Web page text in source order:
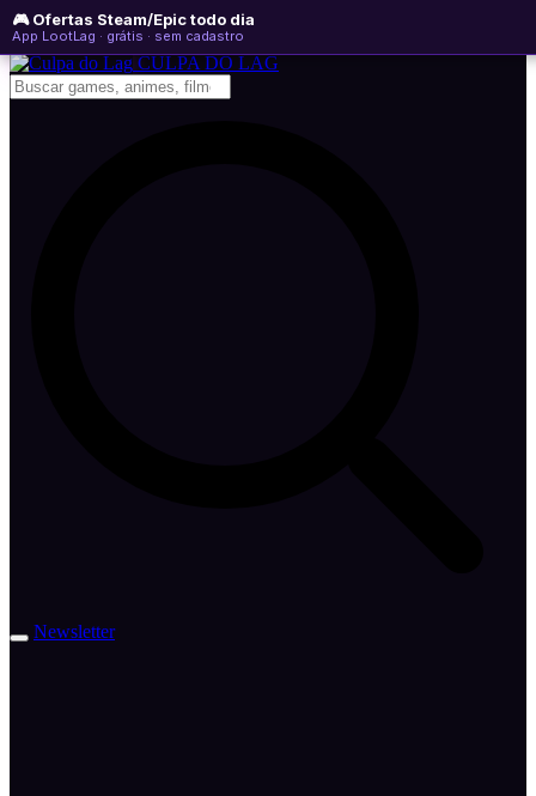
🎮 Ofertas Steam/Epic todo dia
App LootLag · grátis · sem cadastro
sábado, 08 de agosto de 2026 WhatsApp
Newsletter
CULPA DO LAG
Newsletter